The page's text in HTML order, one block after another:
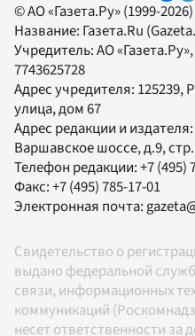
© АО «Газета.Ру» (1999-
Название: Газета.Ru
Учредитель:АО «Газета.Ру»
7743625728
Адрес учредителя: 125239,
улица, дом 67
Адрес редакции и издателя:
Варшавское шоссе, д.9,
Телефон редакции:+7 (495)
Факс:+7 (495) 785-17-01
Электронная почта:
Свидетельство о
выдано федеральной
связи, информационных
коммуникаций
несет ответственности